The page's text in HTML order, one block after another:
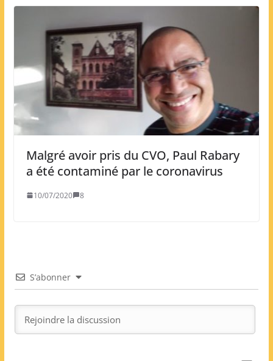
Malgré avoir pris du CVO, Paul Rabary
a été contaminé par le coronavirus
10/07/2020 8
S’abonner